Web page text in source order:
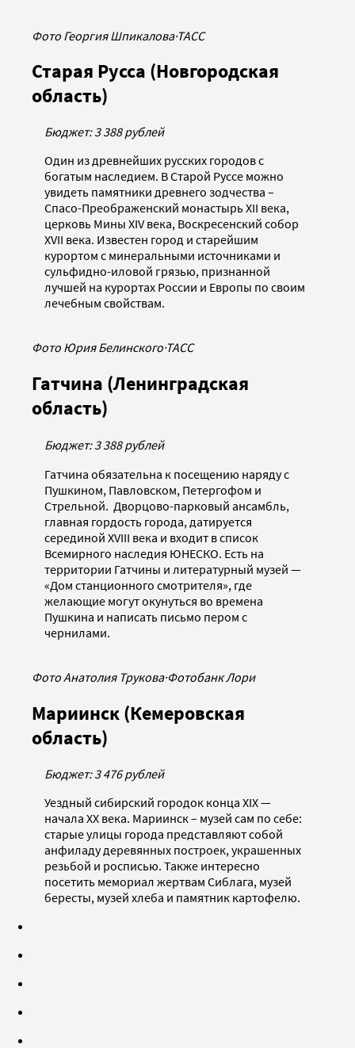
Фото Георгия Шпикалова·ТАСС
Старая Русса (Новгородская
область)
Бюджет: 3 388 рублей
Один из древнейших русских городов с
богатым наследием. В Старой Руссе можно
увидеть памятники древнего зодчества –
Спасо-Преображенский монастырь XII века,
церковь Мины XIV века, Воскресенский собор
XVII века. Известен город и старейшим
курортом с минеральными источниками и
сульфидно-иловой грязью, признанной
лучшей на курортах России и Европы по своим
лечебным свойствам.
Фото Юрия Белинского·ТАСС
Гатчина (Ленинградская
область)
Бюджет: 3 388 рублей
Гатчина обязательна к посещению наряду с
Пушкином, Павловском, Петергофом и
Стрельной. Дворцово-парковый ансамбль,
главная гордость города, датируется
серединой XVIII века и входит в список
Всемирного наследия ЮНЕСКО. Есть на
территории Гатчины и литературный музей —
«Дом станционного смотрителя», где
желающие могут окунуться во времена
Пушкина и написать письмо пером с
чернилами.
Фото Анатолия Трукова·Фотобанк Лори
Мариинск (Кемеровская
область)
Бюджет: 3 476 рублей
Уездный сибирский городок конца XIX —
начала XX века. Мариинск – музей сам по себе:
старые улицы города представляют собой
анфиладу деревянных построек, украшенных
резьбой и росписью. Также интересно
посетить мемориал жертвам Сиблага, музей
бересты, музей хлеба и памятник картофелю.